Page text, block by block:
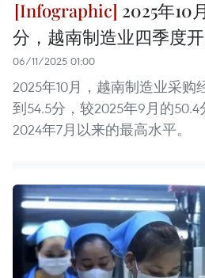
2025年10
分，越南制造业四季度
06/11/2025 01:00
2025年10月，越南制造业采购
到54.5分，较2025年9月的
2024年7月以来的最高水平。